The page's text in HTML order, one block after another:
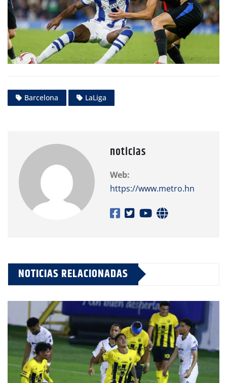
Barcelona LaLiga
noticias
Web:
https://www.metro.hn
NOTICIAS RELACIONADAS